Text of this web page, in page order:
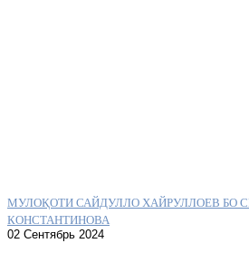
МУЛОҚОТИ САЙДУЛЛО ХАЙРУЛЛОЕВ БО
КОНСТАНТИНОВА
02 Сентябрь 2024